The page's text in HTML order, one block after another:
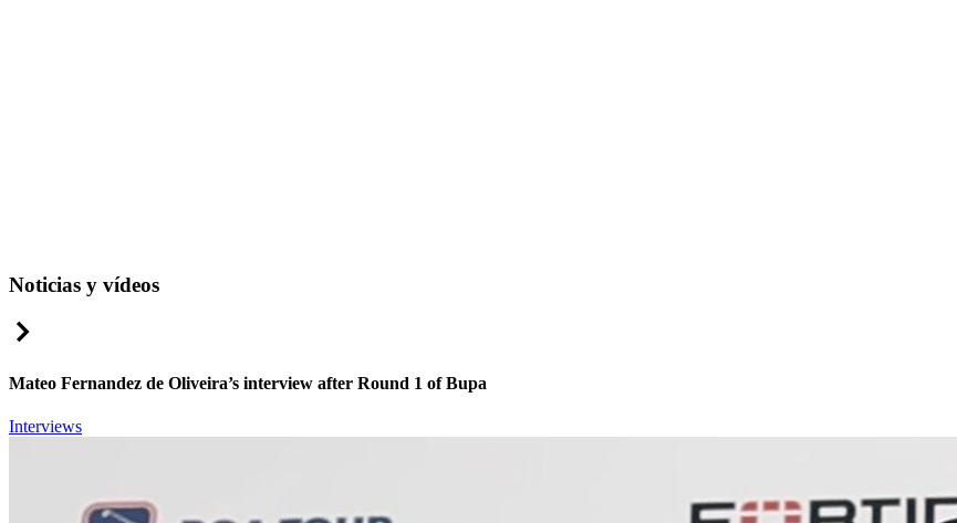
Noticias y vídeos
Mateo Fernandez de Oliveira’s interview after Round 1 of Bupa
Interviews